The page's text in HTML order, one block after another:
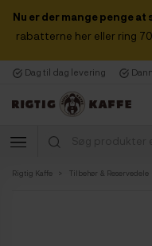
Nu er der mange penge
rabatterne her eller ring
Dag til dag levering
Rigtig Kaffe Tilbehør & Reservedele